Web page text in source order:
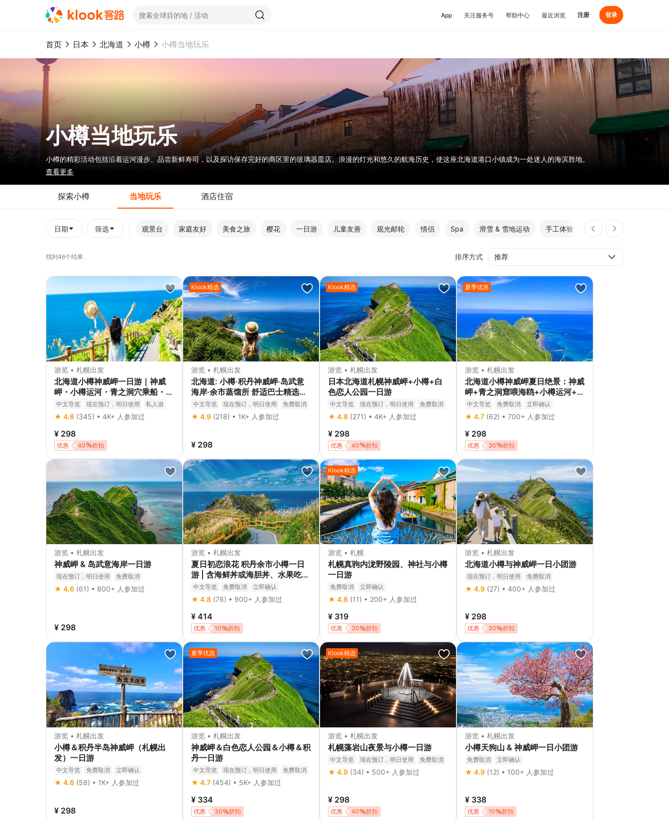
App 关注服务号 帮助中心 最近浏览 注册 登录
首页 日本 北海道 小樽 小樽当地玩乐
小樽当地玩乐
小樽的精彩活动包括沿着运河漫步、品尝新鲜寿司，以及探访保存完好的商区里的玻璃器皿店。浪漫的灯光和悠久的航海历史，使这座北海道港口小镇成为一处迷人的海滨胜地。
查看更多
探索小樽 当地玩乐 酒店住宿
日期 筛选 观景台 家庭友好 美食之旅 樱花 一日游 儿童友善 观光邮轮 情侣 Spa 滑雪 & 雪地运动 手工体验 和服体验
找到46个结果 排序方式
游览 • 札幌出发
北海道小樽神威岬一日游｜神威
岬・小樽运河・青之洞穴乘船・白
色恋人公园｜札幌出发
中文导览 现在预订，明日使用
私人游
免费取消
立即确认
★ 4.8 (345) • 4K+ 人参加过
¥ 298
40 折扣
优惠
Klook精选
游览 • 札幌出发
北海道: 小樽·积丹神威岬·岛武意
海岸·余市蒸馏所 舒适巴士精选一
日游
中文导览 现在预订，明日使用
免费取消
立即确认
★ 4.9 (218) • 1K+ 人参加过
¥ 298
Klook精选
游览 • 札幌出发
日本北海道札幌神威岬+小樽+白
色恋人公园一日游
中文导览 现在预订，明日使用
免费取消
立即确认
★ 4.8 (271) • 4K+ 人参加过
¥ 298
40 折扣
优惠
夏季优惠
游览 • 札幌出发
北海道小樽神威岬夏日绝景：神威
岬+青之洞窟喂海鸥+小樽运河+白
色恋人公园（中英文导游）
中文导览 免费取消 立即确认
★ 4.7 (62) • 700+ 人参加过
¥ 298
30 折扣
优惠
游览 • 札幌出发
神威岬 & 岛武意海岸一日游
现在预订，明日使用 免费取消
★ 4.6 (61) • 800+ 人参加过
¥ 298
游览 • 札幌出发
夏日初恋浪花 积丹余市小樽一日
游 | 含海鲜丼或海胆丼、水果吃到
饱、天狗山缆车
中文导览 免费取消 立即确认
★ 4.8 (76) • 900+ 人参加过
¥ 414
10 折扣
优惠
Klook精选
游览 • 札幌
札幌真驹内泷野陵园、神社与小樽
一日游
免费取消 立即确认
★ 4.8 (11) • 200+ 人参加过
¥ 319
30 折扣
优惠
游览 • 札幌出发
北海道小樽与神威岬一日小团游
现在预订，明日使用 免费取消
★ 4.9 (27) • 400+ 人参加过
¥ 298
30 折扣
优惠
游览 • 札幌出发
小樽＆积丹半岛神威岬（札幌出
发）一日游
中文导览 免费取消 立即确认
★ 4.6 (58) • 1K+ 人参加过
¥ 298
夏季优惠
游览 • 札幌出发
神威岬＆白色恋人公园＆小樽＆积
丹一日游
中文导览 现在预订，明日使用
免费取消
立即确认
★ 4.7 (454) • 5K+ 人参加过
¥ 334
30 折扣
优惠
Klook精选
游览 • 札幌出发
札幌藻岩山夜景与小樽一日游
中文导览 现在预订，明日使用
免费取消
立即确认
★ 4.9 (34) • 500+ 人参加过
¥ 298
40 折扣
优惠
游览 • 札幌出发
小樽天狗山 & 神威岬一日小团游
免费取消 立即确认
★ 4.9 (12) • 100+ 人参加过
¥ 338
10 折扣
优惠